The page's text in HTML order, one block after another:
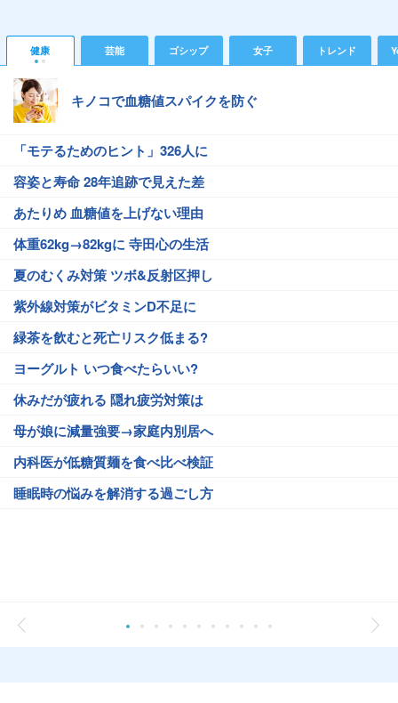
健康 芸能 ゴシップ 女子 トレンド
キノコで血糖値スパイクを防ぐ
「モテるためのヒント」326人に
容姿と寿命 28年追跡で見えた差
あたりめ 血糖値を上げない理由
体重62kg→82kgに 寺田心の生活
夏のむくみ対策 ツボ&反射区押し
紫外線対策がビタミンD不足に
緑茶を飲むと死亡リスク低まる?
ヨーグルト いつ食べたらいい?
休みだが疲れる 隠れ疲労対策は
母が娘に減量強要→家庭内別居へ
内科医が低糖質麺を食べ比べ検証
睡眠時の悩みを解消する過ごし方